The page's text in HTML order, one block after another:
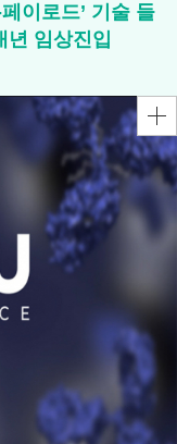
이로드’ 기술 들
년 임상진입